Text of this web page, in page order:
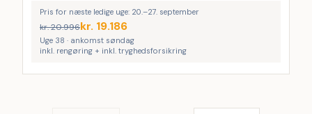
Pris for næste ledige uge: 20.–27. september
kr.20.996kr. 19.186
Uge 38 · ankomst søndag
inkl. rengøring + inkl. tryghedsforsikring